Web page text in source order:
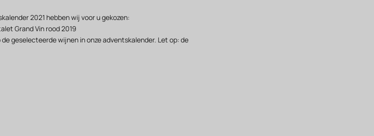
2021 hebben wij voor u gekozen:
Grand Vin rood 2019
geselecteerde wijnen in onze adventskalender. Let op: de